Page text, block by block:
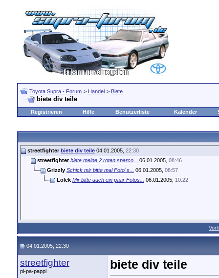
Toyota Supra - Forum > Handel > Biete
biete div teile
Registrieren Hilfe Benutzerliste Kalender
streetfighter biete div teile 04.01.2005, 22:30
streetfighter biete meine 2 roten sparco... 06.01.2005, 08:46
Grizzly Schick mir bitte mal Foto´s... 06.01.2005, 08:57
Lolek Mir bitte auch ein paar Fotos... 06.01.2005, 10:22
04.01.2005, 22:30
streetfighter
pi-pa-pappi biete div teile